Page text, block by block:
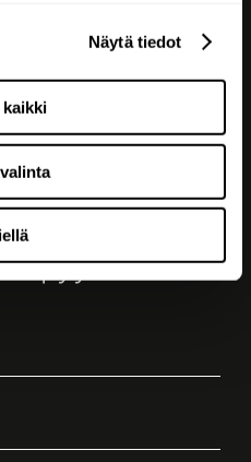
Näytä tiedot